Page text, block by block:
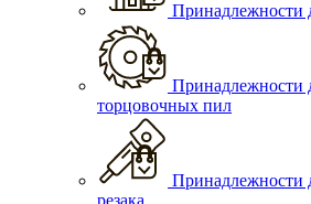
Принадлежности
Принадлежности
торцовочных пил
Принадлежности
резака